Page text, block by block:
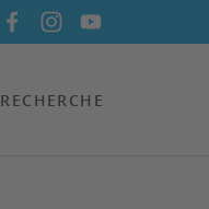
RECHERCHE